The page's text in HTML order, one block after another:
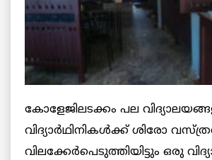
കോളേജിലടക്കം പല
വിദ്യാര്‍ഥിനികള്‍ക്ക് ശിരോ
വിലക്കേര്‍പെടുത്തിയിട്ടും ഒരു